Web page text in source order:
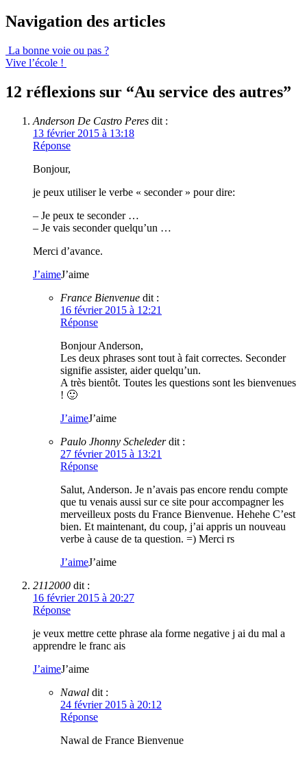
Navigation des articles
La bonne voie ou pas ?
Vive l’école !
12 réflexions sur “Au service des autres”
Anderson De Castro Peres dit :
13 février 2015 à 13:18
Réponse
Bonjour,
je peux utiliser le verbe « seconder » pour dire:
– Je peux te seconder …
– Je vais seconder quelqu’un …
Merci d’avance.
J’aimeJ’aime
France Bienvenue dit :
16 février 2015 à 12:21
Réponse
Bonjour Anderson,
Les deux phrases sont tout à fait correctes. Seconder
signifie assister, aider quelqu’un.
A très bientôt. Toutes les questions sont les bienvenues
! 🙂
J’aimeJ’aime
Paulo Jhonny Scheleder dit :
27 février 2015 à 13:21
Réponse
Salut, Anderson. Je n’avais pas encore rendu compte
que tu venais aussi sur ce site pour accompagner les
merveilleux posts du France Bienvenue. Hehehe C’est
bien. Et maintenant, du coup, j’ai appris un nouveau
verbe à cause de ta question. =) Merci rs
J’aimeJ’aime
2112000 dit :
16 février 2015 à 20:27
Réponse
je veux mettre cette phrase ala forme negative j ai du mal a
apprendre le franc ais
J’aimeJ’aime
Nawal dit :
24 février 2015 à 20:12
Réponse
Nawal de France Bienvenue